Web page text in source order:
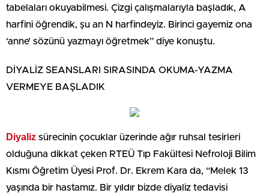
tabelaları okuyabilmesi. Çizgi çalışmalarıyla başladık, A
harfini öğrendik, şu an N harfindeyiz. Birinci gayemiz ona
‘anne’ sözünü yazmayı öğretmek” diye konuştu.
DİYALİZ SEANSLARI SIRASINDA OKUMA-YAZMA
VERMEYE BAŞLADIK
Diyaliz sürecinin çocuklar üzerinde ağır ruhsal tesirleri
olduğuna dikkat çeken RTEÜ Tıp Fakültesi Nefroloji Bilim
Kısmı Öğretim Üyesi Prof. Dr. Ekrem Kara da, “Melek 13
yaşında bir hastamız. Bir yıldır bizde diyaliz tedavisi